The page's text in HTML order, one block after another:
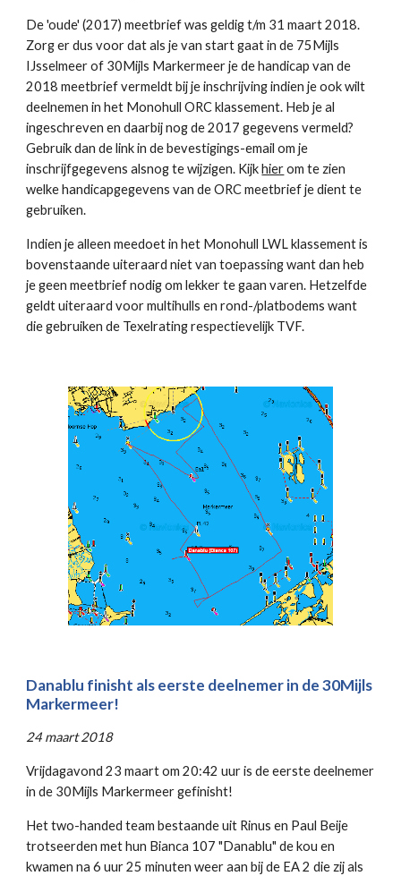
De 'oude' (2017) meetbrief was geldig t/m 31 maart 2018.
Zorg er dus voor dat als je van start gaat in de 75Mijls
IJsselmeer of 30Mijls Markermeer je de handicap van de
2018 meetbrief vermeldt bij je inschrijving indien je ook wilt
deelnemen in het Monohull ORC klassement. Heb je al
ingeschreven en daarbij nog de 2017 gegevens vermeld?
Gebruik dan de link in de bevestigings-email om je
inschrijfgegevens alsnog te wijzigen. Kijkhierom te zien
welke handicapgegevens van de ORC meetbrief je dient te
gebruiken.
Indien je alleen meedoet in het Monohull LWL klassement is
bovenstaande uiteraard niet van toepassing want dan heb
je geen meetbrief nodig om lekker te gaan varen. Hetzelfde
geldt uiteraard voor multihulls en rond-/platbodems want
die gebruiken de Texelrating respectievelijk TVF.
Danablu finisht als eerste deelnemer in de 30Mijls
Markermeer!
24 maart 2018
Vrijdagavond 23 maart om 20:42 uur is de eerste deelnemer
in de 30Mijls Markermeer gefinisht!
Het two-handed team bestaande uit Rinus en Paul Beije
trotseerden met hun Bianca 107 "Danablu" de kou en
kwamen na 6 uur 25 minuten weer aan bij de EA 2 die zij als